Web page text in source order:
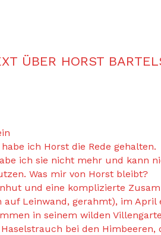
ÜBER HORST
ich Horst die Rede gehalten.
ich sie nicht mehr und kann
Was mir von Horst bleibt?
und eine komplizierte
Leinwand, gerahmt), im April
in seinem wilden
bei den Himbeeren,